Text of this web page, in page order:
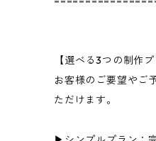
【選べる3つの制作プ
お客様のご要望やご
ただけます。